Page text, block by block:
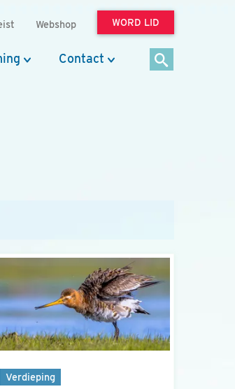
Webshop WORD LID
Contact
Verdieping